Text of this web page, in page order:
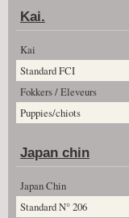
Kai.
Kai
Standard FCI
Fokkers / Eleveurs
Puppies/chiots
Japan chin
Japan Chin
Standard N° 206